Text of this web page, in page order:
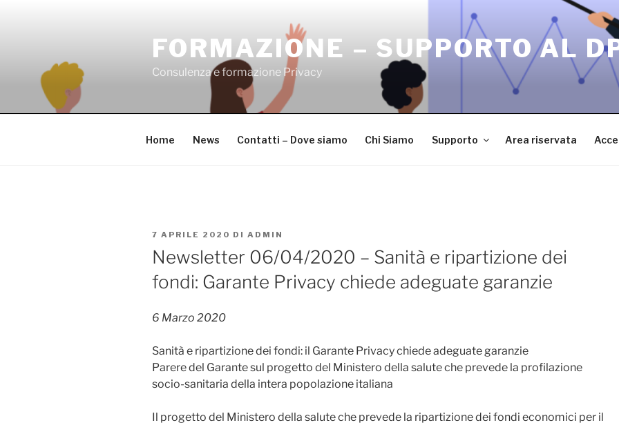
FORMAZIONE – SUPPORTO AL
Consulenza e formazione Privacy
Home News Contatti – Dove siamo Chi Siamo Supporto Area riservata
PUBBLICATO
IL
7 APRILE 2020 DI ADMIN
Newsletter 06/04/2020 – Sanità e ripartizione dei
fondi: Garante Privacy chiede adeguate garanzie
6 Marzo 2020
Sanità e ripartizione dei fondi: il Garante Privacy chiede adeguate garanzie
Parere del Garante sul progetto del Ministero della salute che prevede la profilazione
socio-sanitaria della intera popolazione italiana
Il progetto del Ministero della salute che prevede la ripartizione dei fondi economici per il